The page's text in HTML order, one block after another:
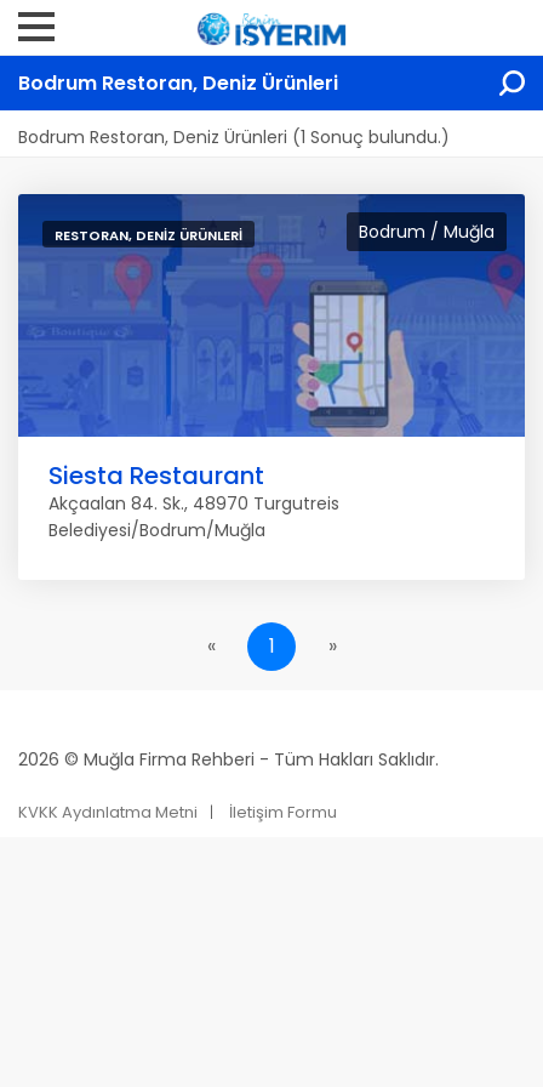
Bodrum Restoran, Deniz Ürünleri
Bodrum Restoran, Deniz Ürünleri (1 Sonuç bulundu.)
Bodrum / Muğla
RESTORAN, DENIZ ÜRÜNLERI
Siesta Restaurant
Akçaalan 84. Sk., 48970 Turgutreis
Belediyesi/Bodrum/Muğla
« 1 »
2026 © Muğla Firma Rehberi - Tüm Hakları Saklıdır.
KVKK Aydınlatma Metni İletişim Formu